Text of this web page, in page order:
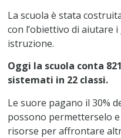
La scuola è stata
con l’obiettivo di aiutare
istruzione.
Oggi la scuola conta
sistemati in 22 classi.
Le suore pagano il 30%
possono permetterselo
risorse per affrontare